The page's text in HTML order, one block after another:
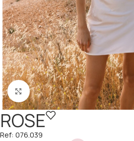
Click to enlarge
ROSE
Ref: 076.039